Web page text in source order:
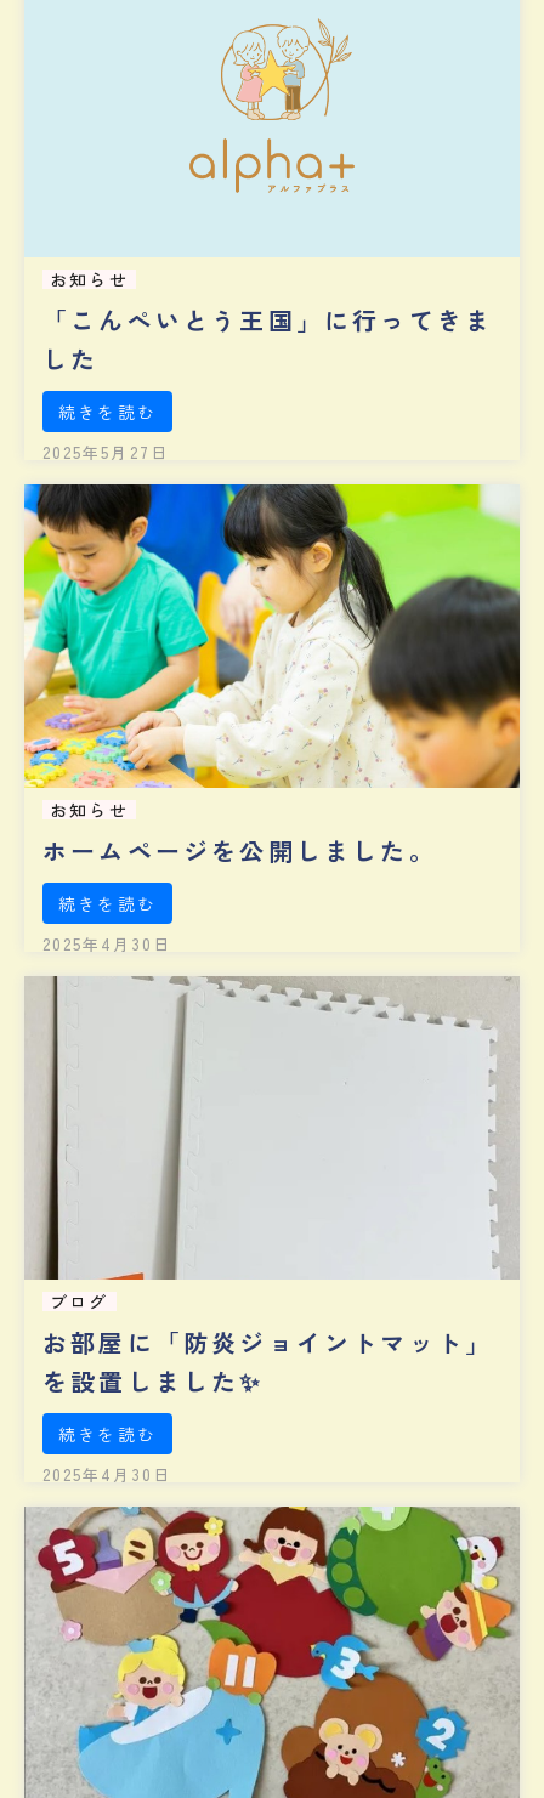
お知らせ
「こんぺいとう王国」に行ってきま
した
続きを読む
2025年5月27日
お知らせ
ホームページを公開しました。
続きを読む
2025年4月30日
ブログ
お部屋に「防炎ジョイントマット」
を設置しました✨
続きを読む
2025年4月30日